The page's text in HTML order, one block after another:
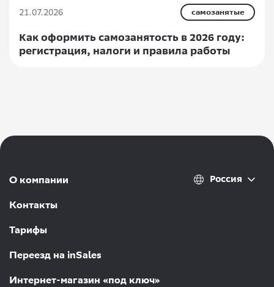
21.07.2026 самозанятые
Как оформить самозанятость в 2026 году:
регистрация, налоги и правила работы
О компании
Контакты
Тарифы
Переезд на inSales
Интернет-магазин «под ключ»
Россия